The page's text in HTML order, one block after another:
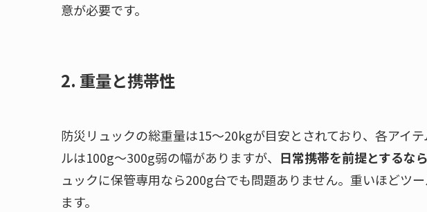
意が必要です。
2. 重量と携帯性
防災リュックの総重量は15〜20kgが目安とされており、各アイ
ルは100g〜300g弱の幅がありますが、 日常携帯を前提とするな
ュックに保管専用なら200g台でも問題ありません。重いほどツ
ます。